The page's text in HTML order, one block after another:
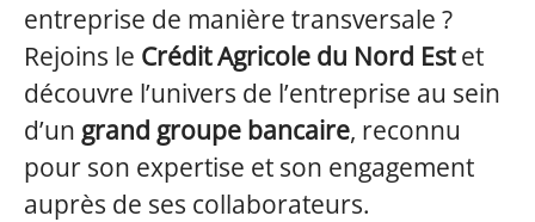
entreprise de manière transversale ?
Rejoins le Crédit Agricole du Nord Estet
découvre l’univers de l’entreprise au sein
d’un grand groupe bancaire, reconnu
pour son expertise et son engagement
auprès de ses collaborateurs.